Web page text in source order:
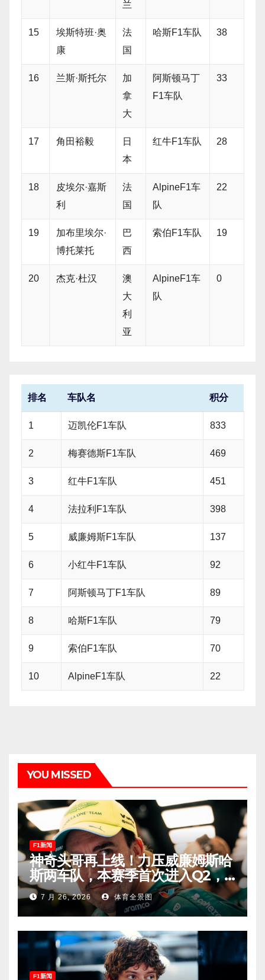
兰
15
埃斯特班·奥
康
法
国
哈斯F1车队 38
16 兰斯·斯托尔
加
拿
大
阿斯顿马丁
F1车队
33
17 角田裕毅
日
本
红牛F1车队 28
18
皮埃尔·嘉斯
利
法
国
AlpineF1车
队
22
19
加布里埃尔·
博托莱托
巴
西
索伯F1车队 19
20 杰克·杜汉
澳
大
利
亚
AlpineF1车
队
0
排名 车队名 积分
1 迈凯伦F1车队 833
2 梅赛德斯F1车队 469
3 红牛F1车队 451
4 法拉利F1车队 398
5 威廉姆斯F1车队 137
6 小红牛F1车队 92
7 阿斯顿马丁F1车队 89
8 哈斯F1车队 79
9 索伯F1车队 70
10 AlpineF1车队 22
YOU MISSED
F1新闻
神奇头哥再上线！力压威廉姆斯哈
斯两车队，本赛季首次进入Q2，
车迷终于扬眉吐气！
7 月 26, 2026 体育全景图
F1新闻